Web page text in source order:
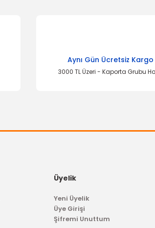
Aynı Gün Ücretsiz Kargo
3000 TL Üzeri - Kaporta Grubu
Üyelik
Yeni Üyelik
Üye Girişi
Şifremi Unuttum